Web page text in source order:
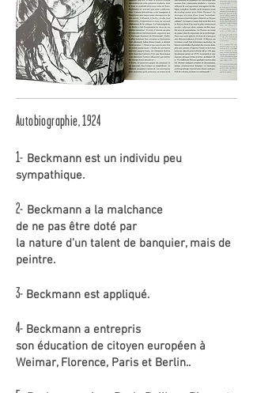
Autobiographie, 1924
1- Beckmann est un individu peu
sympathique.
2- Beckmann a la malchance
de ne pas être doté par
la nature d'un talent de banquier, mais de
peintre.
3- Beckmann est appliqué.
4- Beckmann a entrepris
son éducation de citoyen européen à
Weimar, Florence, Paris et Berlin..